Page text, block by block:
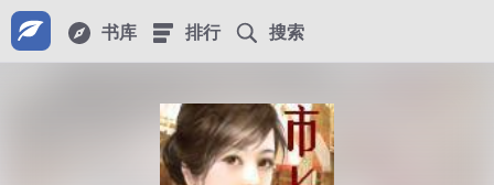
书库 排行 搜索